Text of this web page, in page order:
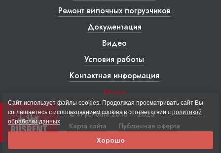
Ремонт вилочных погрузчиков
Документация
Видео
Условия работы
Контактная информация
Акции
© «РусРент» 2016 – 2023
Карта сайта
Публичная оферта
Сайт использует файлы cookies. Продолжая просматривать сайт Вы
соглашаетесь с использованием cookies в соответствии с политикой
обработки данных.
Хорошо